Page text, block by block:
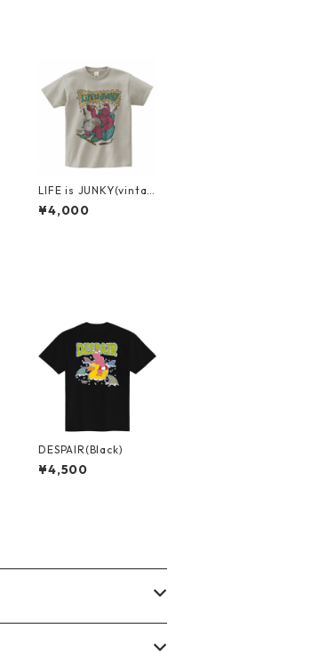
LIFE is JUNKY(vintag
e)
¥4,000
DESPAIR(Black)
¥4,500